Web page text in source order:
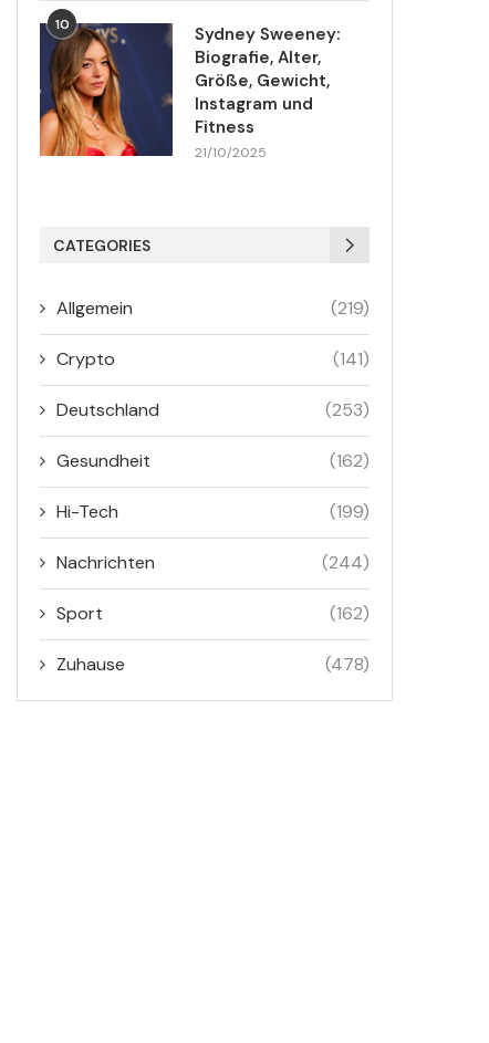
10
Sydney Sweeney:
Biografie, Alter,
Größe, Gewicht,
Instagram und
Fitness
21/10/2025
CATEGORIES
Allgemein (219)
Crypto (141)
Deutschland (253)
Gesundheit (162)
Hi-Tech (199)
Nachrichten (244)
Sport (162)
Zuhause (478)